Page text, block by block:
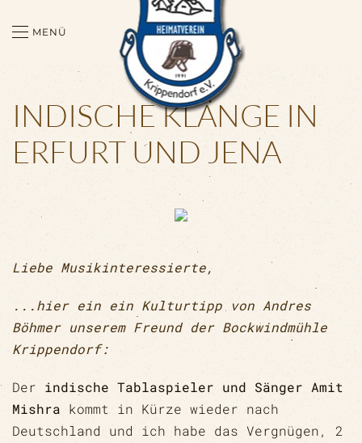
Zum Hauptinhalt springen
MENÜ
INDISCHE KLÄNGE IN
ERFURT UND JENA
Liebe Musikinteressierte,
...hier ein ein Kulturtipp von Andres
Böhmer unserem Freund der Bockwindmühle
Krippendorf:
Der indische Tablaspieler und Sänger Amit
Mishra kommt in Kürze wieder nach
Deutschland und ich habe das Vergnügen, 2